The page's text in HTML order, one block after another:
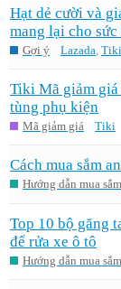
Hạt dẻ cười và
mang lại cho sức
Gợi ý Lazada, Tiki
Tiki Mã giảm
tùng phụ kiện
Mã giảm giá Tiki
Cách mua sắm
Hướng dẫn mua sắm
Top 10 bộ găng
để rửa xe ô tô
Hướng dẫn mua sắm